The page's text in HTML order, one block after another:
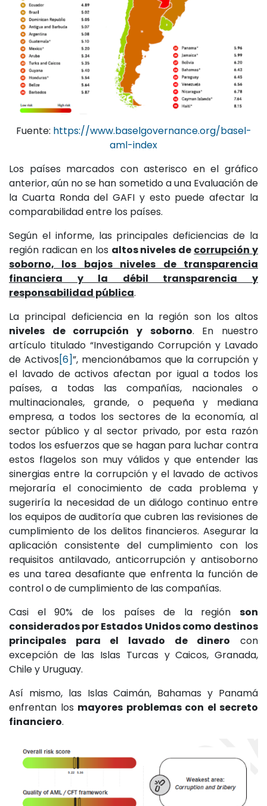
Fuente: https://www.baselgovernance.org/basel-
aml-index
Los países marcados con asterisco en el gráfico
anterior, aún no se han sometido a una Evaluación de
la Cuarta Ronda del GAFI y esto puede afectar la
comparabilidad entre los países.
Según el informe, las principales deficiencias de la
región radican en los altos niveles de corrupción y
soborno, los bajos niveles de transparencia
financiera y la débil transparencia y
responsabilidad pública.
La principal deficiencia en la región son los altos
niveles de corrupción y soborno. En nuestro
artículo titulado “Investigando Corrupción y Lavado
de Activos[6]”, mencionábamos que la corrupción y
el lavado de activos afectan por igual a todos los
países, a todas las compañías, nacionales o
multinacionales, grande, o pequeña y mediana
empresa, a todos los sectores de la economía, al
sector público y al sector privado, por esta razón
todos los esfuerzos que se hagan para luchar contra
estos flagelos son muy válidos y que entender las
sinergias entre la corrupción y el lavado de activos
mejoraría el conocimiento de cada problema y
sugeriría la necesidad de un diálogo continuo entre
los equipos de auditoría que cubren las revisiones de
cumplimiento de los delitos financieros. Asegurar la
aplicación consistente del cumplimiento con los
requisitos antilavado, anticorrupción y antisoborno
es una tarea desafiante que enfrenta la función de
control o de cumplimiento de las compañías.
Casi el 90% de los países de la región son
considerados por Estados Unidos como destinos
principales para el lavado de dinero con
excepción de las Islas Turcas y Caicos, Granada,
Chile y Uruguay.
Así mismo, las Islas Caimán, Bahamas y Panamá
enfrentan los mayores problemas con el secreto
financiero.